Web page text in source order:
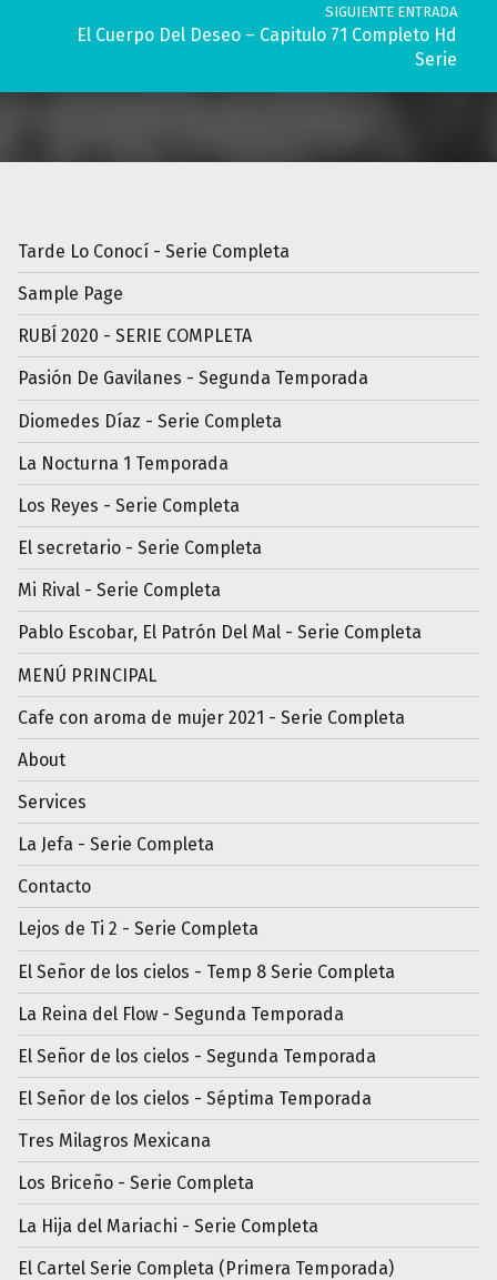
SIGUIENTE ENTRADA
El Cuerpo Del Deseo – Capitulo 71 Completo Hd
Serie
Tarde Lo Conocí - Serie Completa
Sample Page
RUBÍ 2020 - SERIE COMPLETA
Pasión De Gavilanes - Segunda Temporada
Diomedes Díaz - Serie Completa
La Nocturna 1 Temporada
Los Reyes - Serie Completa
El secretario - Serie Completa
Mi Rival - Serie Completa
Pablo Escobar, El Patrón Del Mal - Serie Completa
MENÚ PRINCIPAL
Cafe con aroma de mujer 2021 - Serie Completa
About
Services
La Jefa - Serie Completa
Contacto
Lejos de Ti 2 - Serie Completa
El Señor de los cielos - Temp 8 Serie Completa
La Reina del Flow - Segunda Temporada
El Señor de los cielos - Segunda Temporada
El Señor de los cielos - Séptima Temporada
Tres Milagros Mexicana
Los Briceño - Serie Completa
La Hija del Mariachi - Serie Completa
El Cartel Serie Completa (Primera Temporada)